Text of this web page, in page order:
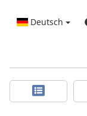
Deutsch